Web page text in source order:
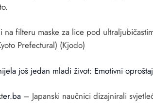
na filteru maske za lice pod
Prefectural) (Kjodo)
još jedan mladi život: Emotivni
er.ba – Japanski naučnici dizajnirali